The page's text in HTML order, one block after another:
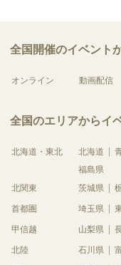
全国開催のイベント
オンライン 動画配信
全国のエリアからイ
北海道・東北 北海道
福島県
北関東
茨城県
首都圏 埼玉県
甲信越 山梨県
北陸 石川県